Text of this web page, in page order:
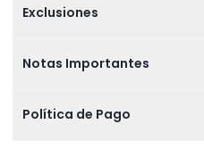
Exclusiones
Notas Importantes
Política de Pago